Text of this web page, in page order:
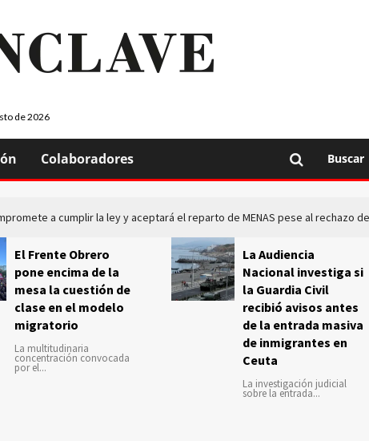
de 2026
Colaboradores Buscar
a cumplir la ley y aceptará el reparto de MENAS pese al rechazo de
El Frente Obrero
pone encima de la
mesa la cuestión de
clase en el modelo
migratorio
La multitudinaria
concentración convocada
por el...
La Audiencia
Nacional investiga si
la Guardia Civil
recibió avisos antes
de la entrada masiva
de inmigrantes en
Ceuta
La investigación judicial
sobre la entrada...